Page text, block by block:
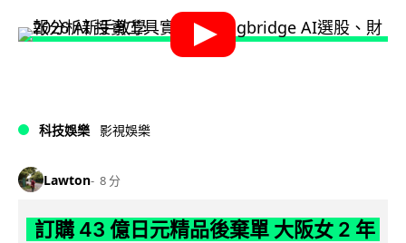
科技娛樂 影視娛樂
Lawton 8 分
訂購 43 億日元精品後棄單 大阪女 2 年